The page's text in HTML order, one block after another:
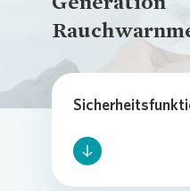
Meine Stadt